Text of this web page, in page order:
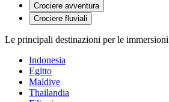
Crociere avventura
Crociere fluviali
Le principali destinazioni per le immersioni
Indonesia
Egitto
Maldive
Thailandia